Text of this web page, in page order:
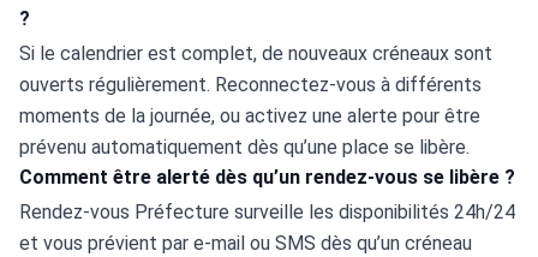
?
Si le calendrier est complet, de nouveaux créneaux sont
ouverts régulièrement. Reconnectez-vous à différents
moments de la journée, ou activez une alerte pour être
prévenu automatiquement dès qu’une place se libère.
Comment être alerté dès qu’un rendez-vous se libère ?
Rendez-vous Préfecture surveille les disponibilités 24h/24
et vous prévient par e-mail ou SMS dès qu’un créneau